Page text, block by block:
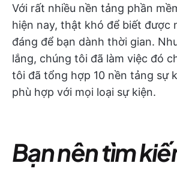
Với rất nhiều nền tảng phần
hiện nay, thật khó để biết được
đáng để bạn dành thời gian.
lắng, chúng tôi đã làm việc đó
tôi đã tổng hợp 10 nền tảng sự
phù hợp với mọi loại sự kiện.
Bạn nên tìm